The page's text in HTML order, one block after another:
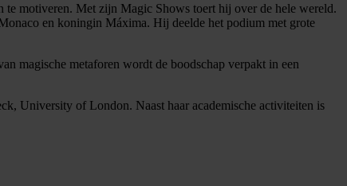
te motiveren. Met zijn Magic Shows toert hij over de hele wereld.
en koningin Máxima. Hij deelde het podium met grote
magische metaforen wordt de boodschap verpakt in een
University of London. Naast haar academische activiteiten is